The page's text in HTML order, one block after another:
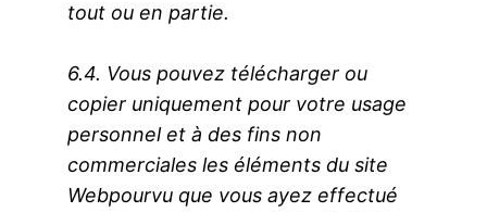
tout ou en partie.
6.4. Vous pouvez télécharger ou
copier uniquement pour votre usage
personnel et à des fins non
commerciales les éléments du site
Webpourvu que vous ayez effectué